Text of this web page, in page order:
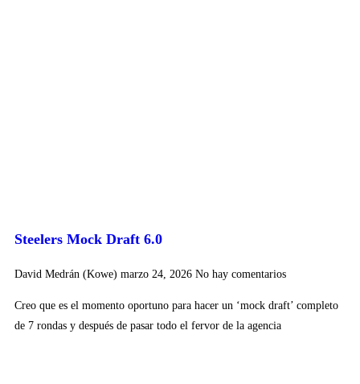
Steelers Mock Draft 6.0
David Medrán (Kowe) marzo 24, 2026 No hay comentarios
Creo que es el momento oportuno para hacer un ‘mock draft’ completo
de 7 rondas y después de pasar todo el fervor de la agencia